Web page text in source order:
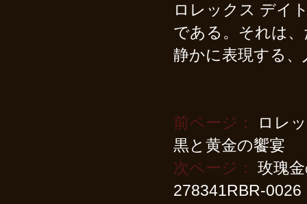
ロレックス デイ
である。それは
静かに表現する
前ページ：
ロレ
黒と黄金の饗宴
次ページ：
玫瑰
278341RBR-0026